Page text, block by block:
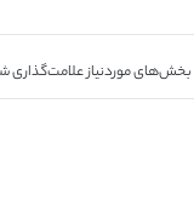
بخش‌های موردنیاز علامت‌گذاری